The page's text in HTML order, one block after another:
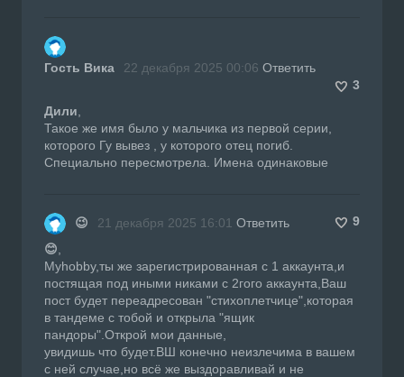
Гость Вика 22 декабря 2025 00:06 Ответить
3
Дили
Такое же имя было у мальчика из первой серии,
которого Гу вывез , у которого отец погиб.
Специально пересмотрела. Имена одинаковые
😉 21 декабря 2025 16:01 Ответить
9
😊
Myhobby,ты же зарегистрированная с 1 аккаунта,и
постящая под иными никами с 2гого аккаунта,Ваш
пост будет переадресован "стихоплетчице",которая
в тандеме с тобой и открыла "ящик
пандоры".Открой мои данные,
увидишь что будет.ВШ конечно неизлечима в вашем
с ней случае,но всё же выздоравливай и не